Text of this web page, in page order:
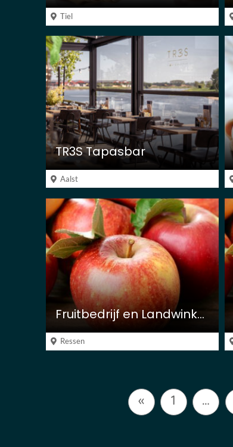
Tiel
TR3S Tapasbar
Aalst
Fruitbedrijf en Landwinkel De Woerdt
Ressen
« 1 …